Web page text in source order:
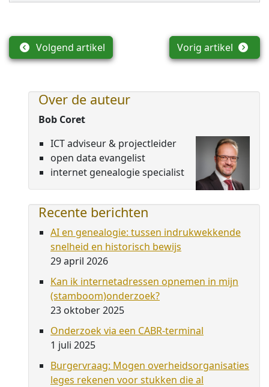
Vorig artikel
Volgend artikel
Over de auteur
Bob Coret
ICT adviseur & projectleider
open data evangelist
internet genealogie specialist
Recente berichten
AI en genealogie: tussen indrukwekkende
snelheid en historisch bewijs
29 april 2026
Kan ik internetadressen opnemen in mijn
(stamboom)onderzoek?
23 oktober 2025
Onderzoek via een CABR-terminal
1 juli 2025
Burgervraag: Mogen overheidsorganisaties
leges rekenen voor stukken die al